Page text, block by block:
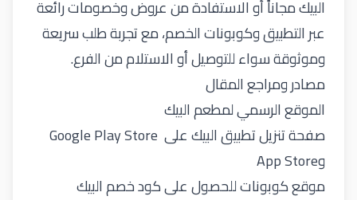
البيك مجاناً أو الاستفادة من عروض وخصومات رائعة
عبر التطبيق وكوبونات الخصم، مع تجربة طلب سريعة
وموثوقة سواء للتوصيل أو الاستلام من الفرع.
مصادر ومراجع المقال
الموقع الرسمي لمطعم البيك
صفحة تنزيل تطبيق البيك على Google Play Store
وApp Store
موقع كوبونات للحصول على كود خصم البيك